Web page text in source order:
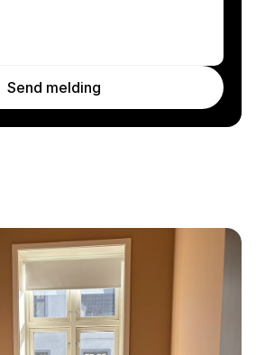
Send melding
Send your message
view all locations instead.